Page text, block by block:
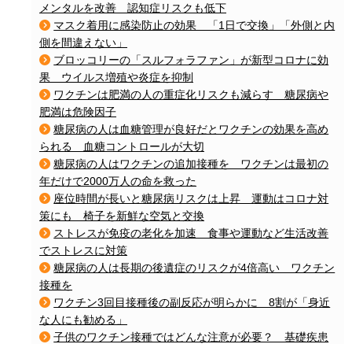
メンタルを改善 認知症リスクも低下
マスク着用に感染防止の効果 「1日で交換」「外側と内
側を間違えない」
ブロッコリーの「スルフォラファン」が新型コロナに効
果 ウイルス増殖や炎症を抑制
ワクチンは肥満の人の重症化リスクも減らす 糖尿病や
肥満は危険因子
糖尿病の人は血糖管理が良好だとワクチンの効果を高め
られる 血糖コントロールが大切
糖尿病の人はワクチンの追加接種を ワクチンは最初の
年だけで2000万人の命を救った
座位時間が長いと糖尿病リスクは上昇 運動はコロナ対
策にも 椅子を新鮮な空気と交換
ストレスが免疫の老化を加速 食事や運動など生活改善
でストレスに対策
糖尿病の人は長期の後遺症のリスクが4倍高い ワクチン
接種を
ワクチン3回目接種後の副反応が明らかに 8割が「身近
な人にも勧める」
子供のワクチン接種ではどんな注意が必要？ 基礎疾患